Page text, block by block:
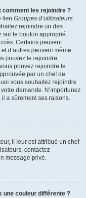
comment les rejoindre ?
lien Groupes d’utilisateurs
rejoindre un des
sur le bouton approprié.
Certains peuvent
d’autres peuvent même
pouvez le rejoindre
pouvez rejoindre le
par un chef de
vous souhaitez rejoindre
demande. N’importunez
a sûrement ses raisons.
il leur est attribué un chef
contactez
message privé.
une couleur différente ?